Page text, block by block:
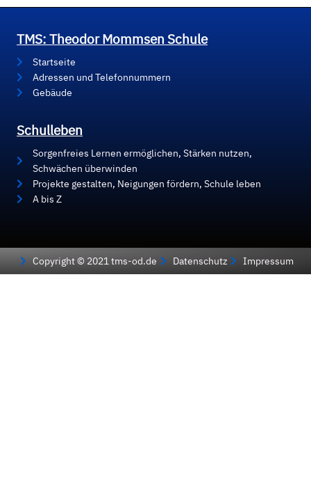
TMS: Theodor Mommsen Schule
Startseite
Adressen und Telefonnummern
Gebäude
Schulleben
Sorgenfreies Lernen ermöglichen, Stärken nutzen,
Schwächen überwinden
Projekte gestalten, Neigungen fördern, Schule leben
A bis Z
Copyright © 2021 tms-od.de Datenschutz Impressum